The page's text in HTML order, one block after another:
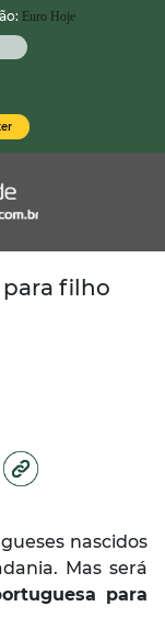
Euro Hoje
filho
nascidos
Mas será
para